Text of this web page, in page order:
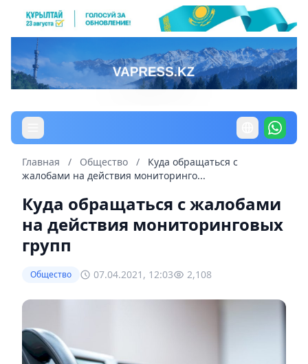
Главная / Общество /
Куда обращаться с
жалобами на действия мониторинго...
Куда обращаться с жалобами
на действия мониторинговых
групп
Общество 07.04.2021, 12:03 2,108